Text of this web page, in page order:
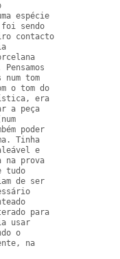
espécie
foi sendo
contacto
tom
o tom do
era
a peça
poder
Tinha
e
na prova
tudo
de ser
para
usar
o
na